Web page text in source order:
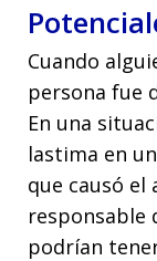
Cuando
persona fue
En una
lastima en
que causó el
responsable
podrían